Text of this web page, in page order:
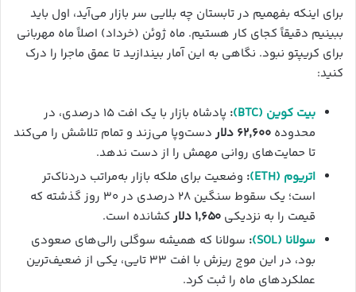
برای اینکه بفهمیم در تابستان چه بلایی سر بازار می‌آید، اول باید
ببینیم دقیقاً کجای کار هستیم. ماه ژوئن (خرداد) اصلاً ماه مهربانی
برای کریپتو نبود. نگاهی به این آمار بیندازید تا عمق ماجرا را درک
کنید:
بیت کوین (BTC) :
پادشاه بازار با یک افت ۱۵ درصدی، در
محدوده ۶۲,۶۰۰ دلار
دست‌وپا می‌زند و تمام تلاشش را می‌کند
تا حمایت‌های روانی مهمش را از دست ندهد.
اتریوم (ETH)
: وضعیت برای ملکه بازار به‌مراتب دردناک‌تر
است؛ یک سقوط سنگین ۲۸ درصدی در ۳۰ روز گذشته که
قیمت را به نزدیکی ۱,۶۵۰ دلار
کشانده است.
سولانا (SOL)
: سولانا که همیشه سوگلی رالی‌های صعودی
بود، در این موج ریزش با افت ۳۳ تایی، یکی از ضعیف‌ترین
عملکردهای ماه را ثبت کرد.